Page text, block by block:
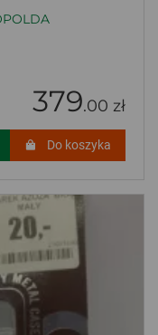
379.00 zł
Do koszyka